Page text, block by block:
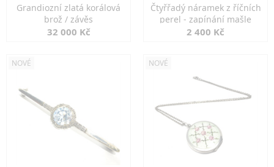
Grandiozní zlatá korálová
brož / závěs
32 000 Kč
Čtyřřadý náramek z říčních
perel - zapínání mašle
2 400 Kč
NOVÉ NOVÉ